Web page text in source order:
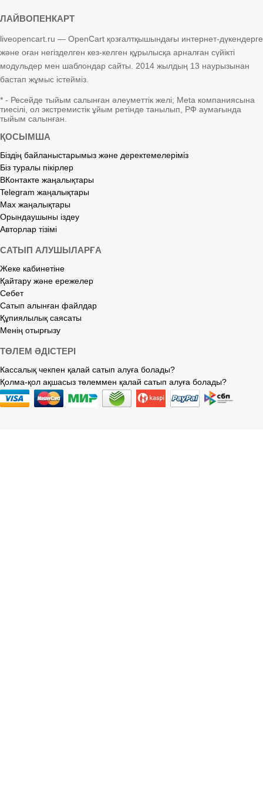
ЛАЙВОПЕНКАРТ
liveopencart.ru — OpenCart қозғалтқышындағы интернет-дүкендерге
және оған негізделген кез-келген құрылысқа арналған сүйікті
модульдер мен шаблондар сайты. 2014 жылдың 13 наурызынан
бастап жұмыс істейміз.
* - Ресейде тыйым салынған әлеуметтік желі; Meta компаниясына
тиесілі, ол экстремистік ұйым ретінде танылып, РФ аумағында
тыйым салынған.
ҚОСЫМША
Біздің байланыстарымыз және деректемелеріміз
Біз туралы пікірлер
ВКонтакте жаңалықтары
Telegram жаңалықтары
Max жаңалықтары
Орындаушыны іздеу
Авторлар тізімі
САТЫП АЛУШЫЛАРҒА
Жеке кабинетіне
Қайтару және ережелер
Себет
Сатып алынған файлдар
Құпиялылық саясаты
Менің отырғызу
ТӨЛЕМ ӘДІСТЕРІ
Кассалық чекпен қалай сатып алуға болады?
Қолма-қол ақшасыз төлеммен қалай сатып алуға болады?